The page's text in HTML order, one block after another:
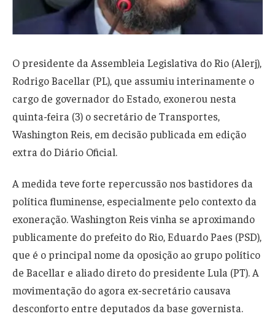
O presidente da Assembleia Legislativa do Rio (Alerj),
Rodrigo Bacellar (PL), que assumiu interinamente o
cargo de governador do Estado, exonerou nesta
quinta-feira (3) o secretário de Transportes,
Washington Reis, em decisão publicada em edição
extra do Diário Oficial.
A medida teve forte repercussão nos bastidores da
política fluminense, especialmente pelo contexto da
exoneração. Washington Reis vinha se aproximando
publicamente do prefeito do Rio, Eduardo Paes (PSD),
que é o principal nome da oposição ao grupo político
de Bacellar e aliado direto do presidente Lula (PT). A
movimentação do agora ex-secretário causava
desconforto entre deputados da base governista.